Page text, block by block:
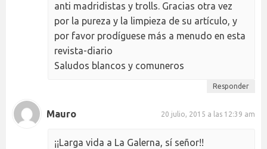
anti madridistas y trolls. Gracias otra vez
por la pureza y la limpieza de su artículo, y
por favor prodíguese más a menudo en esta
revista-diario
Saludos blancos y comuneros
Responder
Mauro 20 julio, 2015 a las 12:39 am
¡¡Larga vida a La Galerna, sí señor!!